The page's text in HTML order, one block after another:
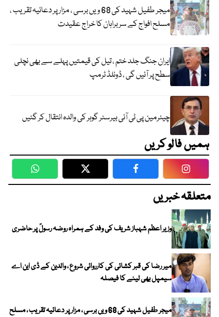
میجر طفیل شہید کی 68 ویں برسی ، مزار پر دعائیہ تقریب ،
مسلح افواج کے سربراہان کا خراج عقیدت
ایران جنگ جلد ختم ، تیل کی قیمتیں پہلے سے بھی نچلی
سطح پر آئیں گی ، ڈونلڈ ٹرمپ
چیئرمین پی ٹی آئی بیرسٹر گوہر کی والدہ انتقال کر گئیں
ہمیں فالو کریں
WhatsApp Twitter Facebook
متعلقہ خبریں
وزیر اعظم شہباز شریف کی وفد کے ہمراہ روضہ رسولؐ پر حاضری
میر رضا کی قبر کشائی کی کارروائی شروع ، والدین کے ڈی این اے
سیمپل بھی لینے کا فیصلہ
میجر طفیل شہید کی 68 ویں برسی ، مزار پر دعائیہ تقریب ، مسلح